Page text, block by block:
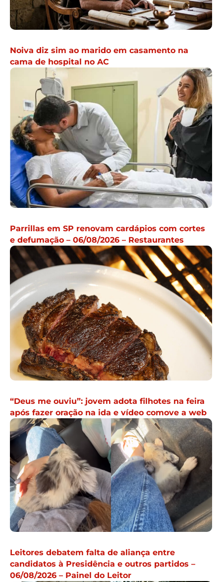
Noiva diz sim ao marido em casamento na
cama de hospital no AC
Parrillas em SP renovam cardápios com cortes
e defumação – 06/08/2026 – Restaurantes
“Deus me ouviu”: jovem adota filhotes na feira
após fazer oração na ida e vídeo comove a web
Leitores debatem falta de aliança entre
candidatos à Presidência e outros partidos –
06/08/2026 – Painel do Leitor